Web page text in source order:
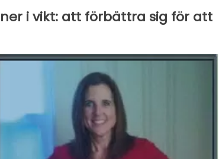
i vikt: att förbättra sig för att